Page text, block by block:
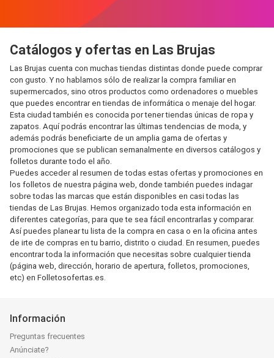
Catálogos y ofertas en Las Brujas
Las Brujas cuenta con muchas tiendas distintas donde puede comprar
con gusto. Y no hablamos sólo de realizar la compra familiar en
supermercados, sino otros productos como ordenadores o muebles
que puedes encontrar en tiendas de informática o menaje del hogar.
Esta ciudad también es conocida por tener tiendas únicas de ropa y
zapatos. Aquí podrás encontrar las últimas tendencias de moda, y
además podrás beneficiarte de un amplia gama de ofertas y
promociones que se publican semanalmente en diversos catálogos y
folletos durante todo el año.
Puedes acceder al resumen de todas estas ofertas y promociones en
los folletos de nuestra página web, donde también puedes indagar
sobre todas las marcas que están disponibles en casi todas las
tiendas de Las Brujas. Hemos organizado toda esta información en
diferentes categorías, para que te sea fácil encontrarlas y comparar.
Así puedes planear tu lista de la compra en casa o en la oficina antes
de irte de compras en tu barrio, distrito o ciudad. En resumen, puedes
encontrar toda la información que necesitas sobre cualquier tienda
(página web, dirección, horario de apertura, folletos, promociones,
etc) en Folletosofertas.es.
Información
Preguntas frecuentes
Anúnciate?